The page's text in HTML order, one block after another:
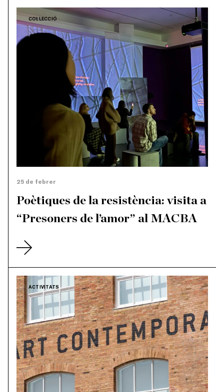
COL·LECCIÓ
25 de febrer
Poètiques de la resistència: visita a
“Presoners de l’amor” al MACBA
ACTIVITATS